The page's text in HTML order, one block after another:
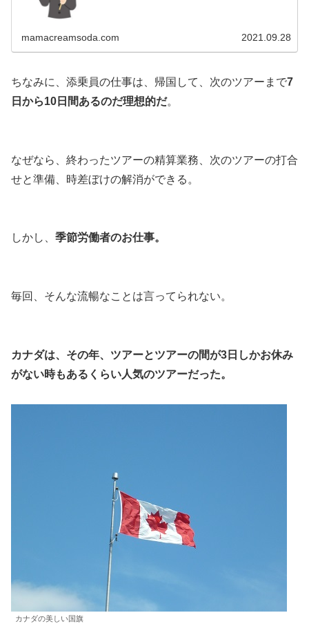
mamacreamsoda.com 2021.09.28
ちなみに、添乗員の仕事は、帰国して、次のツアーまで7
日から10日間あるのだ理想的だ。
なぜなら、終わったツアーの精算業務、次のツアーの打合
せと準備、時差ぼけの解消ができる。
しかし、 季節労働者のお仕事。
毎回、そんな流暢なことは言ってられない。
カナダは、その年、ツアーとツアーの間が3日しかお休み
がない時もあるくらい人気のツアーだった。
カナダの美しい国旗